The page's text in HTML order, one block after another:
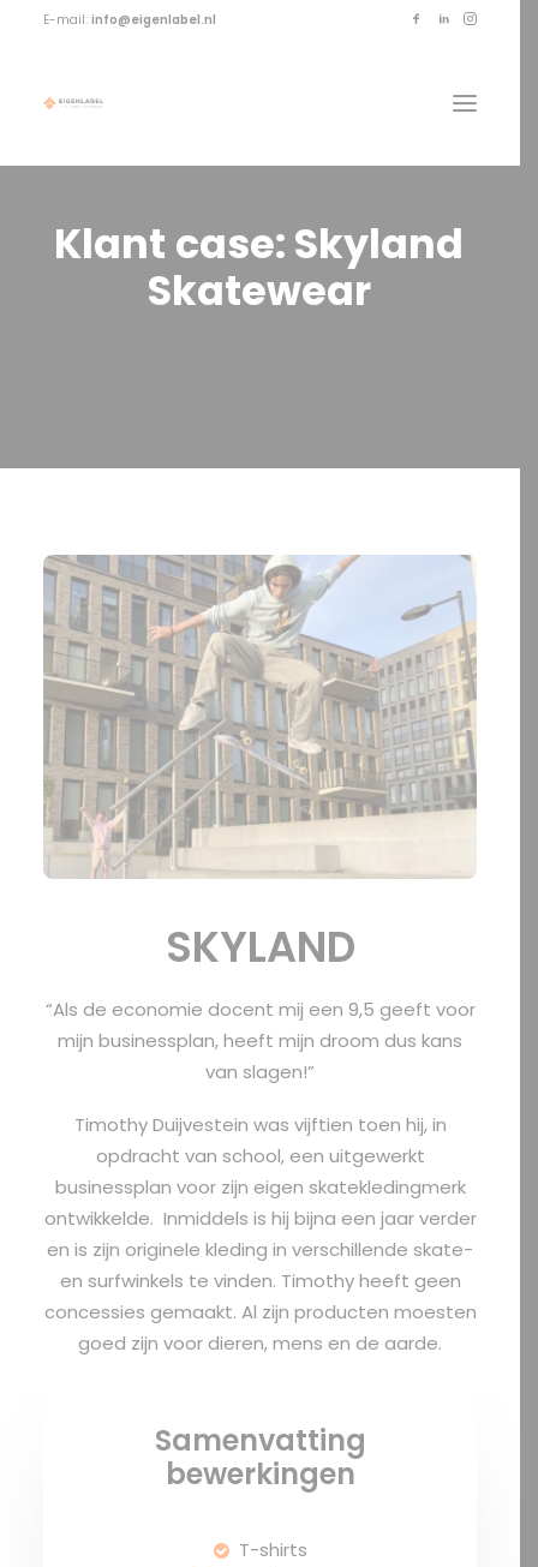
E-mail: info@eigenlabel.nl
OFFERTE?
SEARCH
Klant case:Skyland
Skatewear
SKYLAND
“Als de economie docent mij een 9,5 geeft voor
mijn businessplan, heeft mijn droom dus kans
van slagen!”
Timothy Duijvestein was vijftien toen hij, in
opdracht van school, een uitgewerkt
businessplan voor zijn eigen skatekledingmerk
ontwikkelde. Inmiddels is hij bijna een jaar verder
en is zijn originele kleding in verschillende skate-
en surfwinkels te vinden. Timothy heeft geen
concessies gemaakt. Al zijn producten moesten
goed zijn voor dieren, mens en de aarde.
Samenvatting
bewerkingen
T-shirts